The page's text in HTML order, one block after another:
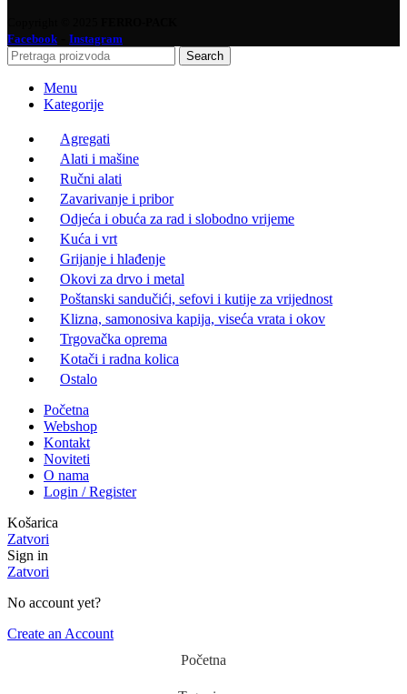
Facebook
Instagram
Search
Menu
Kategorije
Agregati
Alati i mašine
Ručni alati
Zavarivanje i pribor
Odjeća i obuća za rad i slobodno vrijeme
Kuća i vrt
Grijanje i hlađenje
Okovi za drvo i metal
Poštanski sandučići, sefovi i kutije za vrijednost
Klizna, samonosiva kapija, viseća vrata i okov
Trgovačka oprema
Kotači i radna kolica
Ostalo
Početna
Webshop
Kontakt
Noviteti
O nama
Login / Register
Košarica
Zatvori
Sign in
Zatvori
No account yet?
Create an Account
Početna